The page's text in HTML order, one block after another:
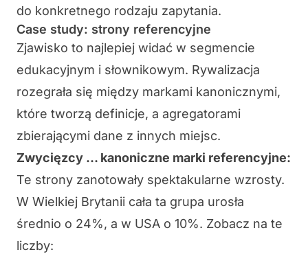
do konkretnego rodzaju zapytania.
Case study: strony referencyjne
Zjawisko to najlepiej widać w segmencie
edukacyjnym i słownikowym. Rywalizacja
rozegrała się między markami kanonicznymi,
które tworzą definicje, a agregatorami
zbierającymi dane z innych miejsc.
Zwycięzcy … kanoniczne marki referencyjne:
Te strony zanotowały spektakularne wzrosty.
W Wielkiej Brytanii cała ta grupa urosła
średnio o 24%, a w USA o 10%. Zobacz na te
liczby: